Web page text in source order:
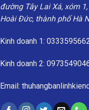
đường Tây Lai Xá, xóm
Hoài Đức, thành phố Hà
Kinh doanh 1:
Kinh doanh 2:
Email: